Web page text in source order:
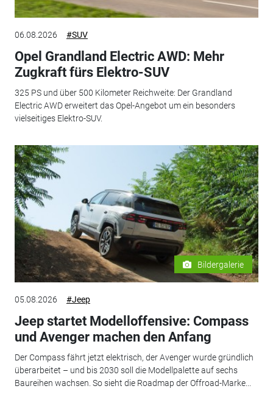
06.08.2026 #SUV
Opel Grandland Electric AWD: Mehr
Zugkraft fürs Elektro-SUV
325 PS und über 500 Kilometer Reichweite: Der Grandland
Electric AWD erweitert das Opel-Angebot um ein besonders
vielseitiges Elektro-SUV.
Bildergalerie
05.08.2026 #Jeep
Jeep startet Modelloffensive: Compass
und Avenger machen den Anfang
Der Compass fährt jetzt elektrisch, der Avenger wurde gründlich
überarbeitet – und bis 2030 soll die Modellpalette auf sechs
Baureihen wachsen. So sieht die Roadmap der Offroad-Marke...